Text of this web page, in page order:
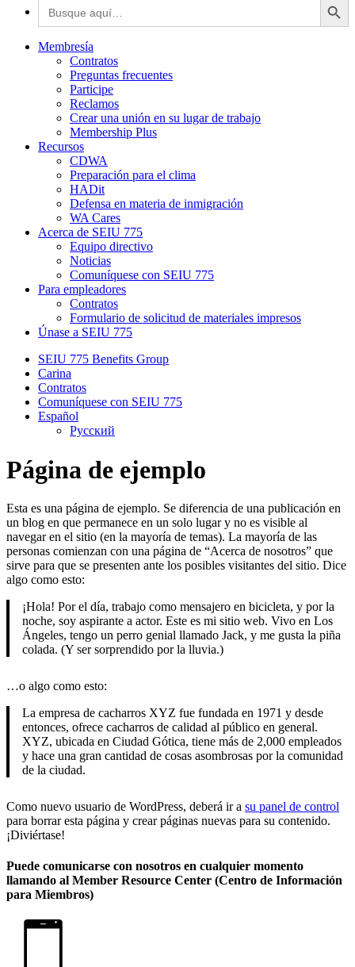
Membresía
Contratos
Preguntas frecuentes
Participe
Reclamos
Crear una unión en su lugar de trabajo
Membership Plus
Recursos
CDWA
Preparación para el clima
HADit
Defensa en materia de inmigración
WA Cares
Acerca de SEIU 775
Equipo directivo
Noticias
Comuníquese con SEIU 775
Para empleadores
Contratos
Formulario de solicitud de materiales impresos
Únase a SEIU 775
SEIU 775 Benefits Group
Carina
Contratos
Comuníquese con SEIU 775
Español
Русский
Página de ejemplo
Esta es una página de ejemplo. Se diferencia de una publicación en
un blog en que permanece en un solo lugar y no es visible al
navegar en el sitio (en la mayoría de temas). La mayoría de las
personas comienzan con una página de “Acerca de nosotros” que
sirve para que se presenten ante los posibles visitantes del sitio. Dice
algo como esto:
¡Hola! Por el día, trabajo como mensajero en bicicleta, y por la
noche, soy aspirante a actor. Este es mi sitio web. Vivo en Los
Ángeles, tengo un perro genial llamado Jack, y me gusta la piña
colada. (Y ser sorprendido por la lluvia.)
…o algo como esto:
La empresa de cacharros XYZ fue fundada en 1971 y desde
entonces, ofrece cacharros de calidad al público en general.
XYZ, ubicada en Ciudad Gótica, tiene más de 2,000 empleados
y hace una gran cantidad de cosas asombrosas por la comunidad
de la ciudad.
Como nuevo usuario de WordPress, deberá ir a su panel de control
para borrar esta página y crear páginas nuevas para su contenido.
¡Diviértase!
Puede comunicarse con nosotros en cualquier momento
llamando al Member Resource Center (Centro de Información
para Miembros)